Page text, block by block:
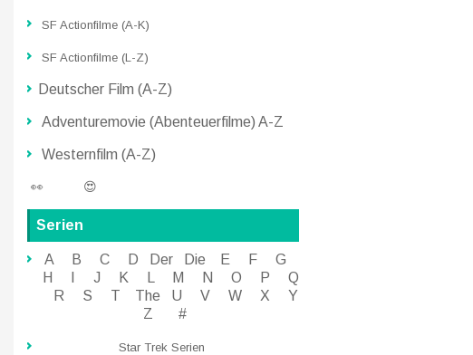
SF Actionfilme (A-K)
SF Actionfilme (L-Z)
Deutscher Film (A-Z)
Adventuremovie (Abenteuerfilme) A-Z
Westernfilm (A-Z)
👀 😍
Serien
A B C D Der Die E F
G
H
I J K M N O
P Q
R
S T The U V
W X Y
Z
#
Star Trek Serien